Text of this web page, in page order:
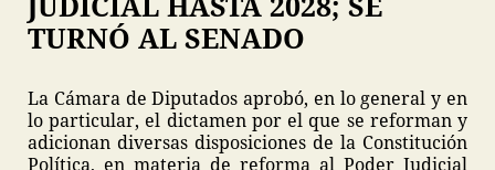
TURNÓ AL SENADO
La Cámara de Diputados aprobó, en lo general y en
lo particular, el dictamen por el que se reforman y
adicionan diversas disposiciones de la Constitución
Política, en materia de reforma al Poder Judicial